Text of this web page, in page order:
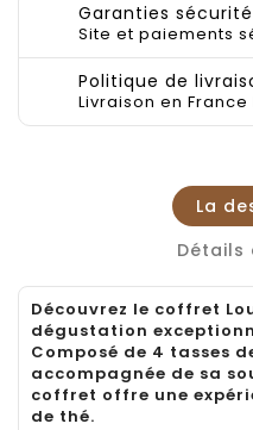
Garanties sécurité
Site et paiements
Politique de
Livraison en
La
Détails
Découvrez le coffret
dégustation
Composé de 4 tasses
accompagnée de sa
coffret offre une
de thé.